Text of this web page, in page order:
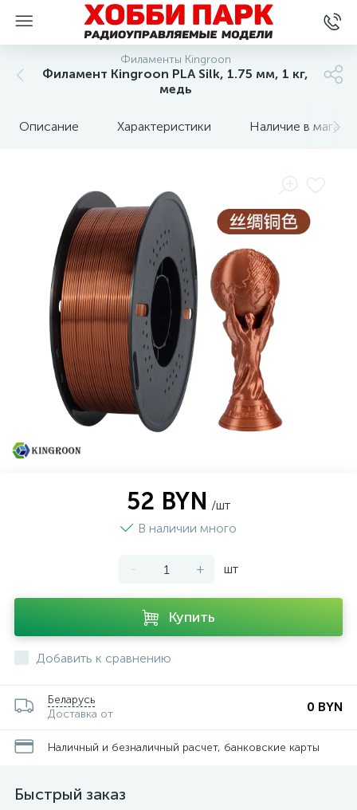
Филаменты Kingroon
Филамент Kingroon PLA Silk, 1.75 мм, 1 кг,
медь
Описание Характеристики Наличие в
52 BYN /шт
В наличии много
- + шт
Купить
Добавить к сравнению
Беларусь
Доставка от
0 BYN
Наличный и безналичный расчет, банковские карты
Быстрый заказ